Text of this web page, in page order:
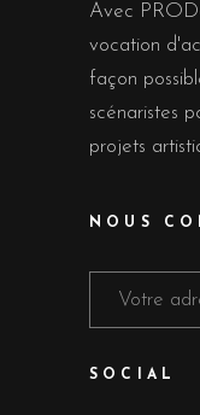
Avec
vocation
façon
scénaristes
projets
NOUS
SOCIAL